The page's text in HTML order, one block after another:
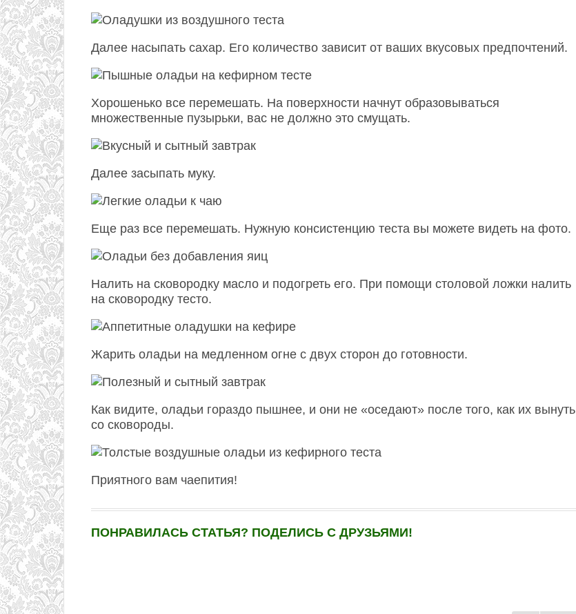
Далее насыпать сахар. Его количество зависит от ваших вкусовых предпочтений.
Хорошенько все перемешать. На поверхности начнут образовываться
множественные пузырьки, вас не должно это смущать.
Далее засыпать муку.
Еще раз все перемешать. Нужную консистенцию теста вы можете видеть на фото.
Налить на сковородку масло и подогреть его. При помощи столовой ложки налить
на сковородку тесто.
Жарить оладьи на медленном огне с двух сторон до готовности.
Как видите, оладьи гораздо пышнее, и они не «оседают» после того, как их вынуть
со сковороды.
Приятного вам чаепития!
ПОНРАВИЛАСЬ СТАТЬЯ? ПОДЕЛИСЬ С ДРУЗЬЯМИ!